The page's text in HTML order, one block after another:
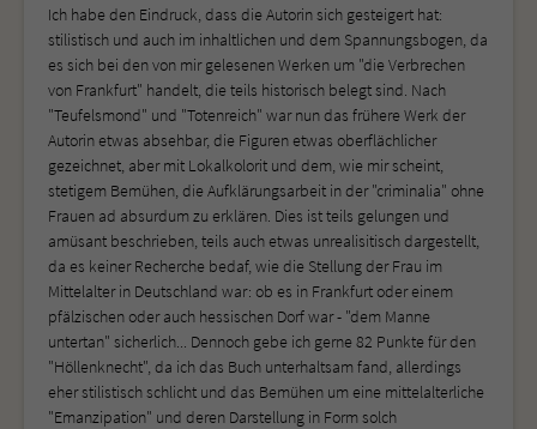
Ich habe den Eindruck, dass die Autorin sich gesteigert hat:
stilistisch und auch im inhaltlichen und dem Spannungsbogen, da
es sich bei den von mir gelesenen Werken um "die Verbrechen
von Frankfurt" handelt, die teils historisch belegt sind. Nach
"Teufelsmond" und "Totenreich" war nun das frühere Werk der
Autorin etwas absehbar, die Figuren etwas oberflächlicher
gezeichnet, aber mit Lokalkolorit und dem, wie mir scheint,
stetigem Bemühen, die Aufklärungsarbeit in der "criminalia" ohne
Frauen ad absurdum zu erklären. Dies ist teils gelungen und
amüsant beschrieben, teils auch etwas unrealisitisch dargestellt,
da es keiner Recherche bedaf, wie die Stellung der Frau im
Mittelalter in Deutschland war: ob es in Frankfurt oder einem
pfälzischen oder auch hessischen Dorf war - "dem Manne
untertan" sicherlich... Dennoch gebe ich gerne 82 Punkte für den
"Höllenknecht", da ich das Buch unterhaltsam fand, allerdings
eher stilistisch schlicht und das Bemühen um eine mittelalterliche
"Emanzipation" und deren Darstellung in Form solch